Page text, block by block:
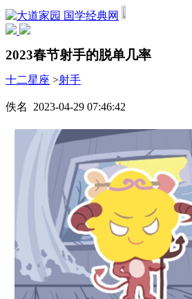
国学经典网
2023春节射手的脱单几率
十二星座 >射手
佚名 2023-04-29 07:46:42